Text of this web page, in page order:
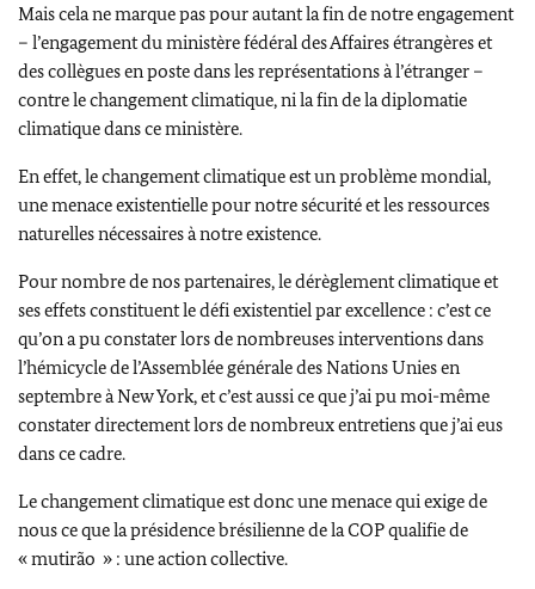
Mais cela ne marque pas pour autant la fin de notre engagement
– l’engagement du ministère fédéral des Affaires étrangères et
des collègues en poste dans les représentations à l’étranger –
contre le changement climatique, ni la fin de la diplomatie
climatique dans ce ministère.
En effet, le changement climatique est un problème mondial,
une menace existentielle pour notre sécurité et les ressources
naturelles nécessaires à notre existence.
Pour nombre de nos partenaires, le dérèglement climatique et
ses effets constituent le défi existentiel par excellence : c’est ce
qu’on a pu constater lors de nombreuses interventions dans
l’hémicycle de l’Assemblée générale des Nations Unies en
septembre àNew York, et c’est aussi ce que j’ai pu moi-même
constater directement lors de nombreux entretiens que j’ai eus
dans ce cadre.
Le changement climatique est donc une menace qui exige de
nous ce que la présidence brésilienne de la COP qualifie de
«mutirão » : une action collective.